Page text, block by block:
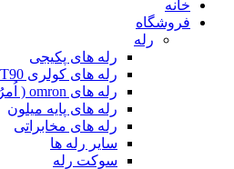
رله های پکیجی
رله های کولری NT90
رله های omron ( اُمرُن )
رله های پایه میلون
رله های مخابراتی
سایر رله ها
سوکت رله